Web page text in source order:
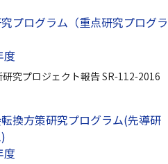
プログラム（重点研究プログラ
度
究プロジェクト報告 SR-112-2016
換方策研究プログラム(先導研
度